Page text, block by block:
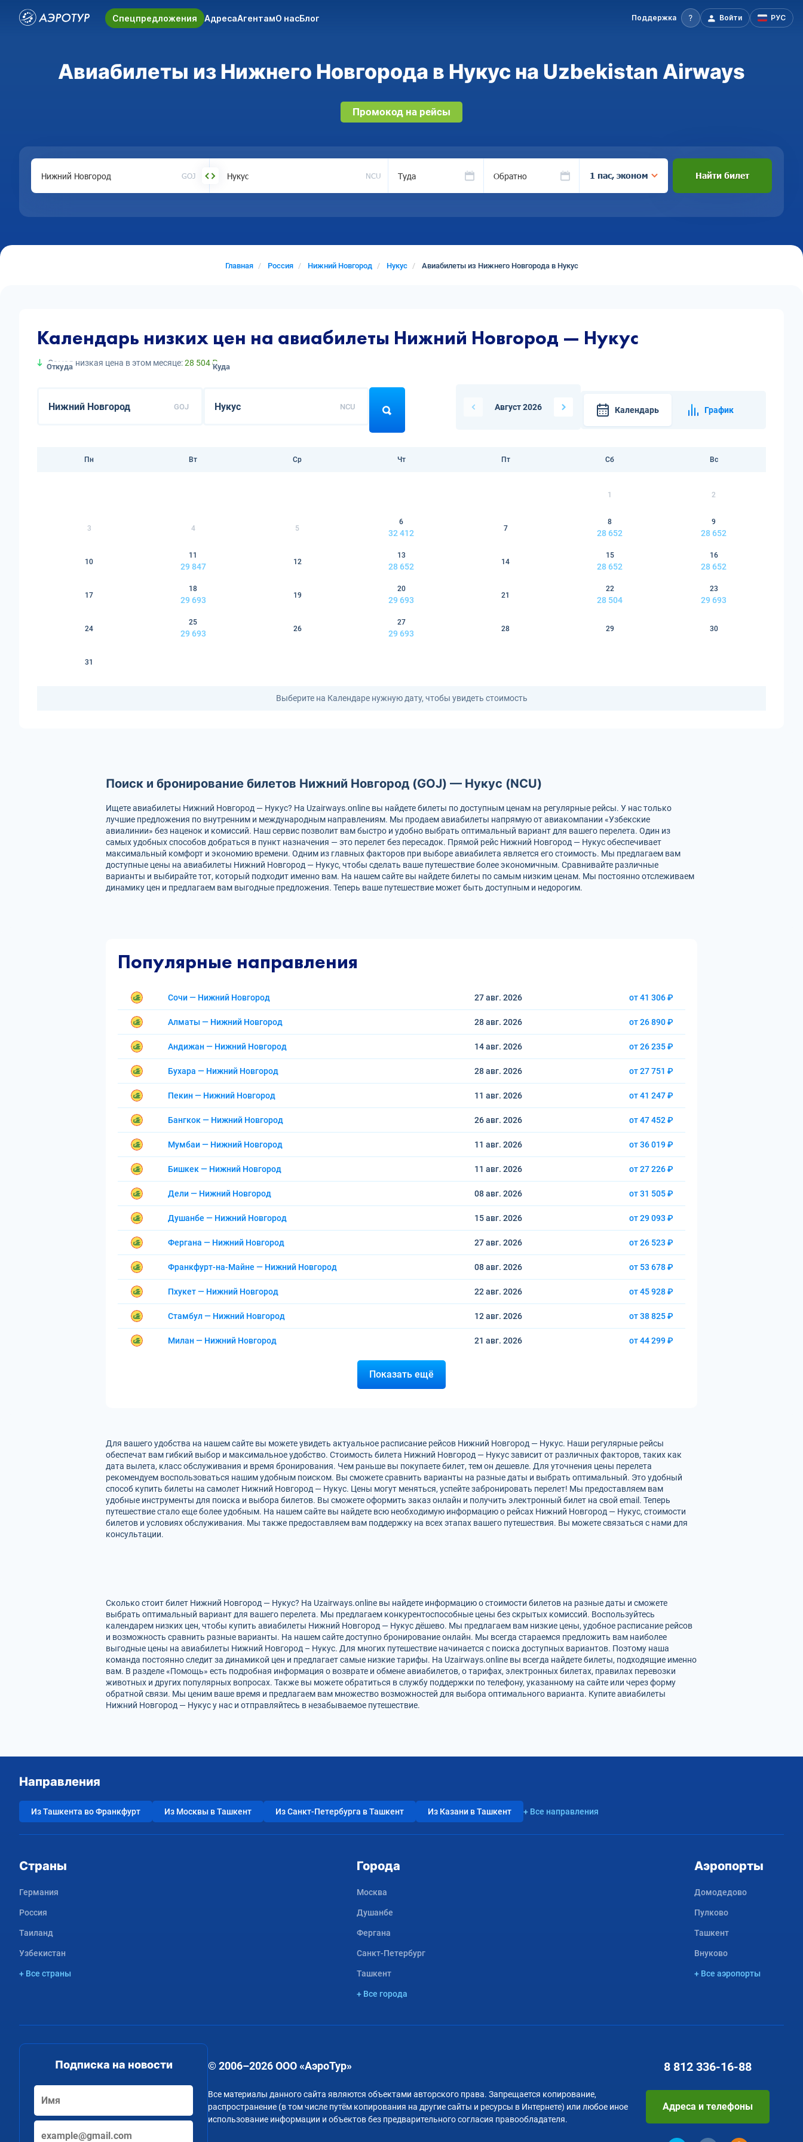
Спецпредложения АдресаАгентамО насБлог Поддержка Войти РУС
Авиабилеты из Нижнего Новгорода в Нукус на Uzbekistan Airways
Промокод на рейсы
GOJ NCU Туда Обратно 1 пас, эконом Найти билет
Главная Россия Нижний Новгород Нукус Авиабилеты из Нижнего Новгорода в Нукус
Календарь низких цен на авиабилеты Нижний Новгород — Нукус
Самая низкая цена в этом месяце:28 504 ₽
Откуда
GOJ
Куда
NCU Август 2026 Календарь График
Пн Вт Ср Чт Пт Сб Вс
1 2
3 4 5
6
32 412
7
8
28 652
9
28 652
10
11
29 847
12
13
28 652
14
15
28 652
16
28 652
17
18
29 693
19
20
29 693
21
22
28 504
23
29 693
24
25
29 693
26
27
29 693
28 29 30
31
Выберите на Календаре нужную дату, чтобы увидеть стоимость
Поиск и бронирование билетов Нижний Новгород (GOJ) — Нукус (NCU)
Ищете авиабилеты Нижний Новгород — Нукус? На Uzairways.online вы найдете билеты по доступным ценам на регулярные рейсы. У нас только
лучшие предложения по внутренним и международным направлениям. Мы продаем авиабилеты напрямую от авиакомпании «Узбекские
авиалинии» без наценок и комиссий. Наш сервис позволит вам быстро и удобно выбрать оптимальный вариант для вашего перелета. Один из
самых удобных способов добраться в пункт назначения — это перелет без пересадок. Прямой рейс Нижний Новгород — Нукус обеспечивает
максимальный комфорт и экономию времени. Одним из главных факторов при выборе авиабилета является его стоимость. Мы предлагаем вам
доступные цены на авиабилеты Нижний Новгород — Нукус, чтобы сделать ваше путешествие более экономичным. Сравнивайте различные
варианты и выбирайте тот, который подходит именно вам. На нашем сайте вы найдете билеты по самым низким ценам. Мы постоянно отслеживаем
динамику цен и предлагаем вам выгодные предложения. Теперь ваше путешествие может быть доступным и недорогим.
Популярные направления
Сочи — Нижний Новгород 27 авг. 2026 от 41 306 ₽
Алматы — Нижний Новгород 28 авг. 2026 от 26 890 ₽
Андижан — Нижний Новгород 14 авг. 2026 от 26 235 ₽
Бухара — Нижний Новгород 28 авг. 2026 от 27 751 ₽
Пекин — Нижний Новгород 11 авг. 2026 от 41 247 ₽
Бангкок — Нижний Новгород 26 авг. 2026 от 47 452 ₽
Мумбаи — Нижний Новгород 11 авг. 2026 от 36 019 ₽
Бишкек — Нижний Новгород 11 авг. 2026 от 27 226 ₽
Дели — Нижний Новгород 08 авг. 2026 от 31 505 ₽
Душанбе — Нижний Новгород 15 авг. 2026 от 29 093 ₽
Фергана — Нижний Новгород 27 авг. 2026 от 26 523 ₽
Франкфурт-на-Майне — Нижний Новгород 08 авг. 2026 от 53 678 ₽
Пхукет — Нижний Новгород 22 авг. 2026 от 45 928 ₽
Стамбул — Нижний Новгород 12 авг. 2026 от 38 825 ₽
Милан — Нижний Новгород 21 авг. 2026 от 44 299 ₽
Показать ещё
Для вашего удобства на нашем сайте вы можете увидеть актуальное расписание рейсов Нижний Новгород — Нукус. Наши регулярные рейсы
обеспечат вам гибкий выбор и максимальное удобство. Стоимость билета Нижний Новгород — Нукус зависит от различных факторов, таких как
дата вылета, класс обслуживания и время бронирования. Чем раньше вы покупаете билет, тем он дешевле. Для уточнения цены перелета
рекомендуем воспользоваться нашим удобным поиском. Вы сможете сравнить варианты на разные даты и выбрать оптимальный. Это удобный
способ купить билеты на самолет Нижний Новгород — Нукус. Цены могут меняться, успейте забронировать перелет! Мы предоставляем вам
удобные инструменты для поиска и выбора билетов. Вы сможете оформить заказ онлайн и получить электронный билет на свой email. Теперь
путешествие стало еще более удобным. На нашем сайте вы найдете всю необходимую информацию о рейсах Нижний Новгород — Нукус, стоимости
билетов и условиях обслуживания. Мы также предоставляем вам поддержку на всех этапах вашего путешествия. Вы можете связаться с нами для
консультации.
Сколько стоит билет Нижний Новгород — Нукус? На Uzairways.online вы найдете информацию о стоимости билетов на разные даты и сможете
выбрать оптимальный вариант для вашего перелета. Мы предлагаем конкурентоспособные цены без скрытых комиссий. Воспользуйтесь
календарем низких цен, чтобы купить авиабилеты Нижний Новгород — Нукус дёшево. Мы предлагаем вам низкие цены, удобное расписание рейсов
и возможность сравнить разные варианты. На нашем сайте доступно бронирование онлайн. Мы всегда стараемся предложить вам наиболее
выгодные цены на авиабилеты Нижний Новгород – Нукус. Для многих путешествие начинается с поиска доступных вариантов. Поэтому наша
команда постоянно следит за динамикой цен и предлагает самые низкие тарифы. На Uzairways.online вы всегда найдете билеты, подходящие именно
вам. В разделе «Помощь» есть подробная информация о возврате и обмене авиабилетов, о тарифах, электронных билетах, правилах перевозки
животных и других популярных вопросах. Также вы можете обратиться в службу поддержки по телефону, указанному на сайте или через форму
обратной связи. Мы ценим ваше время и предлагаем вам множество возможностей для выбора оптимального варианта. Купите авиабилеты
Нижний Новгород — Нукус у нас и отправляйтесь в незабываемое путешествие.
Направления
Из Ташкента во Франкфурт Из Москвы в Ташкент Из Санкт-Петербурга в Ташкент Из Казани в Ташкент + Все направления
Страны
Германия
Россия
Таиланд
Узбекистан
+ Все страны
Города
Москва
Душанбе
Фергана
Санкт-Петербург
Ташкент
+ Все города
Аэропорты
Домодедово
Пулково
Ташкент
Внуково
+ Все аэропорты
Подписка на новости © 2006–2026 ООО «АэроТур»
Все материалы данного сайта являются объектами авторского права. Запрещается копирование,
распространение (в том числе путём копирования на другие сайты и ресурсы в Интернете) или любое иное
использование информации и объектов без предварительного согласия правообладателя.
8 812 336-16-88
Адреса и телефоны